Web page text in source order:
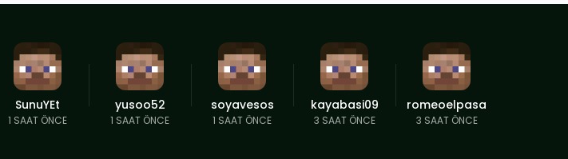
SunuYEt
1 SAAT ÖNCE
yusoo52
1 SAAT ÖNCE
soyavesos
1 SAAT ÖNCE
kayabasi09
3 SAAT ÖNCE
romeoelpasa
3 SAAT ÖNCE